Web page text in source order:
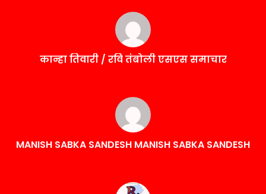
कान्हा तिवारी / रवि तंबोली एसएस समाचार
MANISH SABKA SANDESH MANISH SABKA SANDESH